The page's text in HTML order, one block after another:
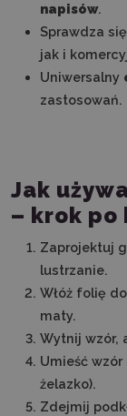
napisów.
Sprawdza
jak i
Uniwersalny
zastosowań.
Jak
– krok po
Zaprojektuj
lustrzanie.
Włóż folię
maty.
Wytnij wzór,
Umieść wzór
żelazko).
Zdejmij